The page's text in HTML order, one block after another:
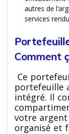
autres de
services
Comment
Ce
portefeuille
intégré. Il
votre
organisé et